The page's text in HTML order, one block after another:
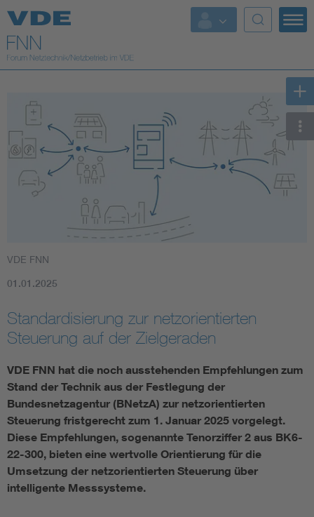
Top Themen
Fokusthemen
Energy
AI & Digital Trust
Mobility
Vom Netz zum System
Digitalisierung und Metering
Versorgungsqualität Stromnetze
Innovative Netztechnologien
Umwelt- und Naturschutz
VDE FNN
01.01.2025
Standardisierung zur netzorientierten
Steuerung auf der Zielgeraden
VDE FNN hat die noch ausstehenden Empfehlungen zum
Stand der Technik aus der Festlegung der
Bundesnetzagentur (BNetzA) zur netzorientierten
Steuerung fristgerecht zum 1. Januar 2025 vorgelegt.
Diese Empfehlungen, sogenannte Tenorziffer 2 aus BK6-
22-300, bieten eine wertvolle Orientierung für die
Umsetzung der netzorientierten Steuerung über
intelligente Messsysteme.